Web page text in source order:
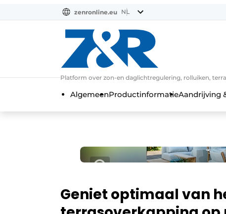
zenronline.eu NL
Platform over zon-en daglichtregulering, rolluiken,
AlgemeenProductinformatieAandrijving
Geniet optimaal van